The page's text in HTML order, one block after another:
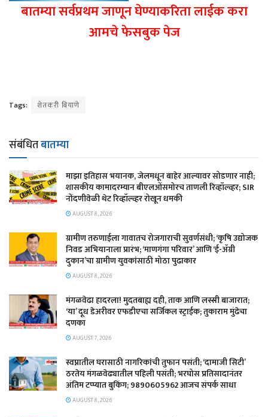
बातम्या सर्वप्रथम जाणून घेण्याकरिता लाईक करा
आमचे फेसबुक पेज
Tags: शेतकरी बियाणे
संबंधितबातम्या
माझा इतिहास भयानक, जेलमधून बाहेर आल्यावर सोडणार नाही;
शासकीय कामादरम्यान बीएलओंसमोरच ताणली रिव्हॉल्व्हर; SIR
नोंदणीवेळी थेट रिव्हॉल्व्हर रोखून धमकी
AUGUST 8, 2026
​ग्रामीण तरुणाईला गावातच रोजगाराची सुवर्णसंधी; ‘कृषि उद्योजक
निवड अभियानाला प्रारंभ; ‘माणगंगा परिवार’ आणि ‘ई-ॲग्री
दुकान’चा ग्रामीण युवकांसाठी मोठा पुढाकार
AUGUST 8, 2026
​मंगळवेढा हादरला! मुदतबाह्य दही, ताक आणि लस्सी बाजारात;
‘या’ दूध डेअरीवर एफडीएचा सर्जिकल स्ट्राईक; ​तुकाराम मुंढेचा
दणका
AUGUST 7, 2026
स्वप्नातील घरासाठी नागरिकांची तुफान पसंती; ‘दामाजी सिटी’
ठरतेय मंगळवेढ्यातील पहिली पसंती; भरघोस प्रतिसादानंतर
अंतिम टप्प्यात बुकिंग; 9890605962 आजच संपर्क साधा
AUGUST 8, 2026